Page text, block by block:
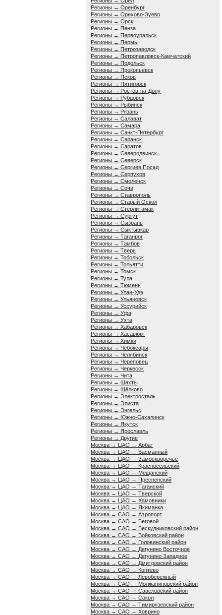
Регионы → Оренбург
Регионы → Орехово-Зуево
Регионы → Орск
Регионы → Пенза
Регионы → Первоуральск
Регионы → Пермь
Регионы → Петрозаводск
Регионы → Петропавловск-Камчатский
Регионы → Подольск
Регионы → Прокопьевск
Регионы → Псков
Регионы → Пятигорск
Регионы → Ростов-на-Дону
Регионы → Рубцовск
Регионы → Рыбинск
Регионы → Рязань
Регионы → Салават
Регионы → Самара
Регионы → Санкт-Петербург
Регионы → Саранск
Регионы → Саратов
Регионы → Северодвинск
Регионы → Северск
Регионы → Сергиев Посад
Регионы → Серпухов
Регионы → Смоленск
Регионы → Сочи
Регионы → Ставрополь
Регионы → Старый Оскол
Регионы → Стерлитамак
Регионы → Сургут
Регионы → Сызрань
Регионы → Сыктывкар
Регионы → Таганрог
Регионы → Тамбов
Регионы → Тверь
Регионы → Тобольск
Регионы → Тольятти
Регионы → Томск
Регионы → Тула
Регионы → Тюмень
Регионы → Улан-Удэ
Регионы → Ульяновск
Регионы → Уссурийск
Регионы → Уфа
Регионы → Ухта
Регионы → Хабаровск
Регионы → Хасавюрт
Регионы → Химки
Регионы → Чебоксары
Регионы → Челябинск
Регионы → Череповец
Регионы → Черкесск
Регионы → Чита
Регионы → Шахты
Регионы → Щёлково
Регионы → Электросталь
Регионы → Элиста
Регионы → Энгельс
Регионы → Южно-Сахалинск
Регионы → Якутск
Регионы → Ярославль
Регионы → Другие
Москва → ЦАО → Арбат
Москва → ЦАО → Басманный
Москва → ЦАО → Замоскворечье
Москва → ЦАО → Красносельский
Москва → ЦАО → Мещанский
Москва → ЦАО → Пресненский
Москва → ЦАО → Таганский
Москва → ЦАО → Тверской
Москва → ЦАО → Хамовники
Москва → ЦАО → Якиманка
Москва → САО → Аэропорт
Москва → САО → Беговой
Москва → САО → Бескудниковский район
Москва → САО → Войковский район
Москва → САО → Головинский район
Москва → САО → Дегунино Восточное
Москва → САО → Дегунино Западное
Москва → САО → Дмитровский район
Москва → САО → Коптево
Москва → САО → Левобережный
Москва → САО → Молжаниновский район
Москва → САО → Савёловский район
Москва → САО → Сокол
Москва → САО → Тимирязевский район
Москва → САО → Ховрино